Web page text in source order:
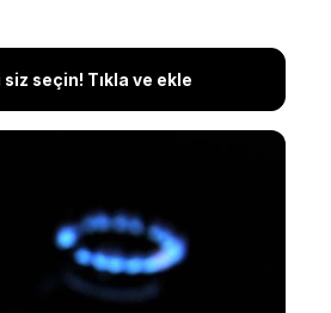
seçin! Tıkla ve ekle